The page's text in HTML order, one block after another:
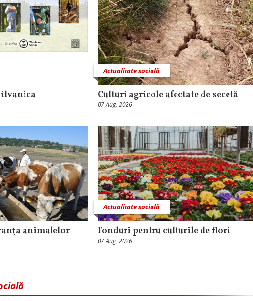
Actualitate socială
Culturi agricole afectate de secetă
07 Aug, 2026
animalelor
Actualitate socială
Fonduri pentru culturile de flori
07 Aug, 2026